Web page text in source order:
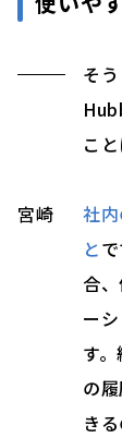
そ
こ
宮崎
社
と
合
ー
す
の
き